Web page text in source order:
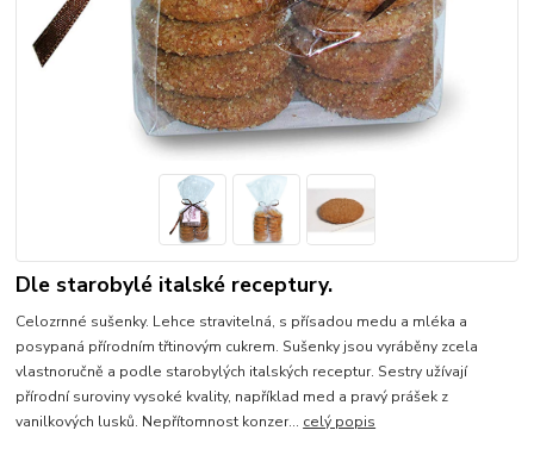
Dle starobylé italské receptury.
Celozrnné sušenky. Lehce stravitelná, s přísadou medu a mléka a
posypaná přírodním třtinovým cukrem. Sušenky jsou vyráběny zcela
vlastnoručně a podle starobylých italských receptur. Sestry užívají
přírodní suroviny vysoké kvality, například med a pravý prášek z
vanilkových lusků. Nepřítomnost konzer... celý popis